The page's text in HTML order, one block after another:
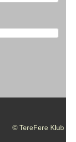
© TereFere Klub